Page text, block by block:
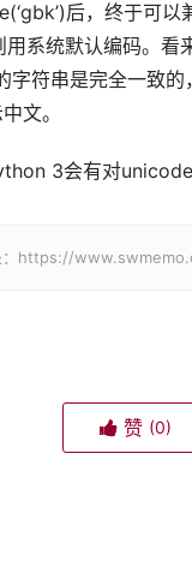
后，终于可以
系统默认编码。看
字符串是完全一致
文。
3会有对
：https://
赞 (0)